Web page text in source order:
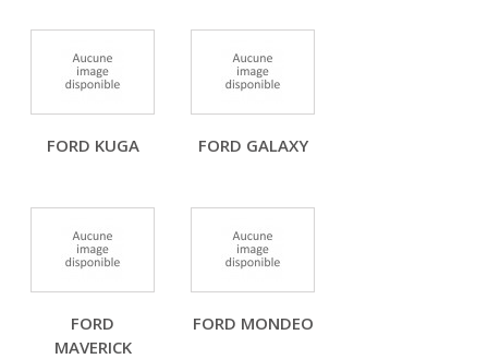
FORD KUGA FORD GALAXY
FORD
MAVERICK
FORD MONDEO